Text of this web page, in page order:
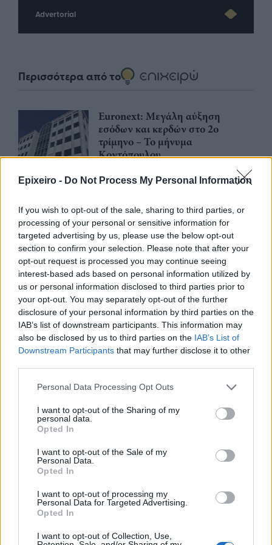
Epixeiro - Do Not Process My Personal Information
If you wish to opt-out of the sale, sharing to third parties, or
processing of your personal or sensitive information for
targeted advertising by us, please use the below opt-out
section to confirm your selection. Please note that after your
opt-out request is processed you may continue seeing
interest-based ads based on personal information utilized by
us or personal information disclosed to third parties prior to
your opt-out. You may separately opt-out of the further
disclosure of your personal information by third parties on the
IAB’s list of downstream participants. This information may
also be disclosed by us to third parties on the IAB’s List of
Downstream Participants that may further disclose it to other
Personal Data Processing Opt Outs
I want to opt-out of the Sharing of my
personal data.
Opted In
I want to opt-out of the Sale of my
Personal Data.
Opted In
I want to opt-out of processing my
Personal Data for Targeted Advertising.
Opted In
I want to opt-out of Collection, Use,
Advertorial
Περισσότερα από το
Euronext: Μεγάλη αύξηση
εσόδων και κερδών στο 2ο
τρίμηνο – Το μήνυμα
Κοντόπουλου
σήμερα επέστρεψε στη θέση που
όφειλε να βρίσκεται, δηλαδή
στην κορυφή της αγοράς σε
Ελλάδα και ΝΑ Ευρώπη»
28/07/26|12:57
Η Euronext Athens υποδέχθηκε
την ElvalHalcor για την έναρξη
διαπραγμάτευσης των νέων
μετοχών
23/07/26| 10:55
EΛΒΑΛΧΑΛΚΟΡ: Με την
χρηματοδοτηθεί επενδυτικό
πρόγραμμα 855 εκατ. ευρω για
την περίοδο 2026-2030
Αύξηση μετοχικού κεφαλαίου
Aktor: Ενδέχεται να αυξηθεί το
ενδιαφέρον είναι μεγάλο
16/07/26|13:49
ΕΛΒΑΛΧΑΛΚΟΡ: Υπερκάλυψη